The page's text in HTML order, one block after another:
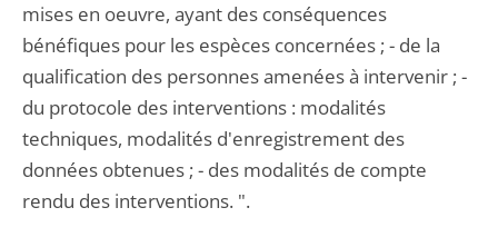
mises en oeuvre, ayant des conséquences
bénéfiques pour les espèces concernées ; - de la
qualification des personnes amenées à intervenir ; -
du protocole des interventions : modalités
techniques, modalités d'enregistrement des
données obtenues ; - des modalités de compte
rendu des interventions. ".